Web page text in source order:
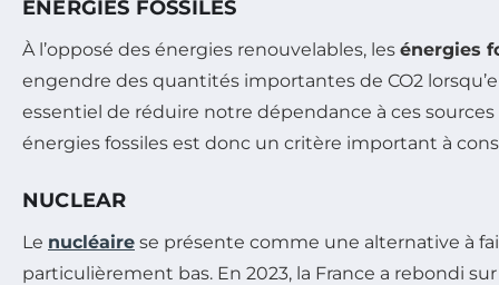
ÉNERGIES FOSSILES
À l’opposé des énergies renouvelables, les énergies
engendre des quantités importantes de CO2
essentiel de réduire notre dépendance à ces
énergies fossiles est donc un critère important à
NUCLEAR
Le nucléaire se présente comme une alternative à
particulièrement bas. En 2023, la France a rebondi